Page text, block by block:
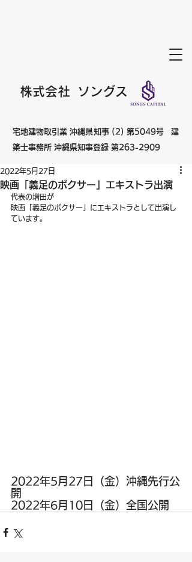
株式会社 ソングス
宅地建物取引業 沖縄県知事 (2) 第5049号 建
築士事務所 沖縄県知事登録 第263-2909
映画「義足のボクサー」エキストラ出演
2022年5月27日
代表の増田が
映画「義足のボクサー」にエキストラとして出演し
ています。
2022年5月27日（金）沖縄先行公
開
2022年6月10日（金）全国公開